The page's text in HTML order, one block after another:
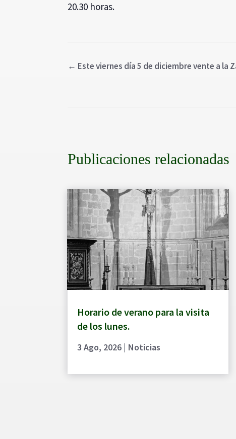
20.30 horas.
← Este viernes día 5 de diciembre vente a la
Publicaciones relacionadas
Horario de verano para la visita
de los lunes.
3 Ago, 2026 | Noticias